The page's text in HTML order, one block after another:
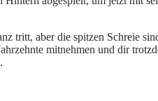
aber die spitzen Schreie
mitnehmen und dir